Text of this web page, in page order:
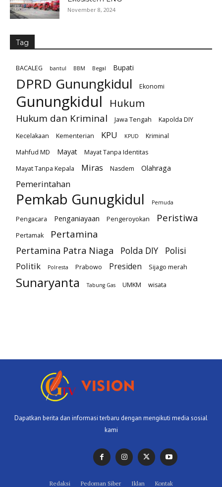
November 8, 2024
Tag
BACALEG bantul BBM Begal Bupati
DPRD Gunungkidul Ekonomi
Gunungkidul Hukum
Hukum dan Kriminal Jawa Tengah
Kapolda DIY
Kecelakaan
Kementerian KPU KPUD
Kriminal
Mahfud MD
Mayat
Mayat Tanpa Identitas
Mayat Tanpa Kepala
Miras Nasdem Olahraga
Pemerintahan
Pemkab Gunugkidul Pemuda
Pengacara Penganiayaan Pengeroyokan Peristiwa
Pertamak Pertamina
Pertamina Patra Niaga Polda DIY
Polisi
Politik
Polresta Prabowo Presiden Sijago merah
Sunaryanta Tabung Gas UMKM wisata
Dapatkan berita dan informasi terbaru dengan mengikuti media sosial
kami
Redaksi Pedoman Siber Iklan Kontak